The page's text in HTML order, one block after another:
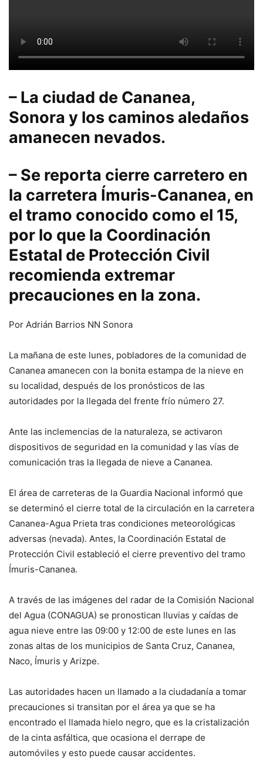
– La ciudad de Cananea,
Sonora y los caminos aledaños
amanecen nevados.
– Se reporta cierre carretero en
la carretera Ímuris-Cananea, en
el tramo conocido como el 15,
por lo que la Coordinación
Estatal de Protección Civil
recomienda extremar
precauciones en la zona.
Por Adrián Barrios NN Sonora
La mañana de este lunes, pobladores de la comunidad de
Cananea amanecen con la bonita estampa de la nieve en
su localidad, después de los pronósticos de las
autoridades por la llegada del frente frío número 27.
Ante las inclemencias de la naturaleza, se activaron
dispositivos de seguridad en la comunidad y las vías de
comunicación tras la llegada de nieve a Cananea.
El área de carreteras de la Guardia Nacional informó que
se determinó el cierre total de la circulación en la carretera
Cananea-Agua Prieta tras condiciones meteorológicas
adversas (nevada). Antes, la Coordinación Estatal de
Protección Civil estableció el cierre preventivo del tramo
Ímuris-Cananea.
A través de las imágenes del radar de la Comisión Nacional
del Agua (CONAGUA) se pronostican lluvias y caídas de
agua nieve entre las 09:00 y 12:00 de este lunes en las
zonas altas de los municipios de Santa Cruz, Cananea,
Naco, Ímuris y Arizpe.
Las autoridades hacen un llamado a la ciudadanía a tomar
precauciones si transitan por el área ya que se ha
encontrado el llamada hielo negro, que es la cristalización
de la cinta asfáltica, que ocasiona el derrape de
automóviles y esto puede causar accidentes.